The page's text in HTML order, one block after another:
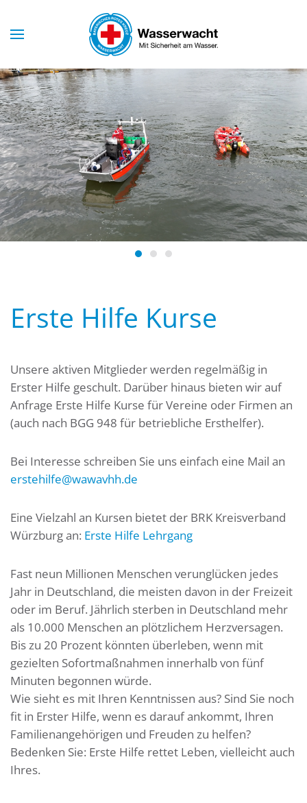
Skip to main content
Erste Hilfe Kurse
Unsere aktiven Mitglieder werden regelmäßig in
Erster Hilfe geschult. Darüber hinaus bieten wir auf
Anfrage Erste Hilfe Kurse für Vereine oder Firmen an
(auch nach BGG 948 für betriebliche Ersthelfer).
Bei Interesse schreiben Sie uns einfach eine Mail an
erstehilfe@wawavhh.de
Eine Vielzahl an Kursen bietet der BRK Kreisverband
Würzburg an: Erste Hilfe Lehrgang
Fast neun Millionen Menschen verunglücken jedes
Jahr in Deutschland, die meisten davon in der Freizeit
oder im Beruf. Jährlich sterben in Deutschland mehr
als 10.000 Menschen an plötzlichem Herzversagen.
Bis zu 20 Prozent könnten überleben, wenn mit
gezielten Sofortmaßnahmen innerhalb von fünf
Minuten begonnen würde.
Wie sieht es mit Ihren Kenntnissen aus? Sind Sie noch
fit in Erster Hilfe, wenn es darauf ankommt, Ihren
Familienangehörigen und Freuden zu helfen?
Bedenken Sie: Erste Hilfe rettet Leben, vielleicht auch
Ihres.